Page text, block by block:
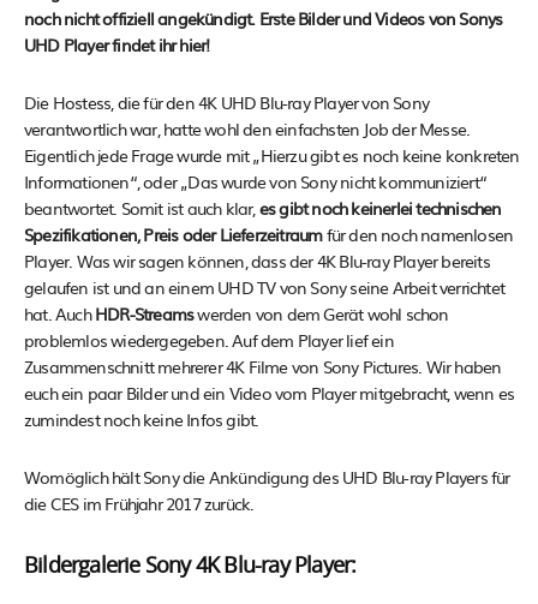
noch nicht offiziell angekündigt. Erste Bilder und Videos von Sonys
UHD Player findet ihr hier!
Die Hostess, die für den 4K UHD Blu-ray Player von Sony
verantwortlich war, hatte wohl den einfachsten Job der Messe.
Eigentlich jede Frage wurde mit „Hierzu gibt es noch keine konkreten
Informationen“, oder „Das wurde von Sony nicht kommuniziert“
beantwortet. Somit ist auch klar, es gibt noch keinerlei technischen
Spezifikationen, Preis oder Lieferzeitraumfür den noch namenlosen
Player. Was wir sagen können, dass der 4K Blu-ray Player bereits
gelaufen ist und an einem UHD TV von Sony seine Arbeit verrichtet
hat. AuchHDR-Streamswerden von dem Gerät wohl schon
problemlos wiedergegeben. Auf dem Player lief ein
Zusammenschnitt mehrerer 4K Filme von Sony Pictures. Wir haben
euch ein paar Bilder und ein Video vom Player mitgebracht, wenn es
zumindest noch keine Infos gibt.
Womöglich hält Sony die Ankündigung des UHD Blu-ray Players für
die CES im Frühjahr 2017 zurück.
Bildergalerie Sony 4K Blu-ray Player: